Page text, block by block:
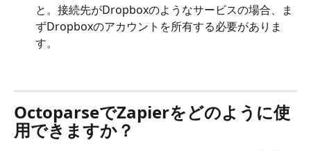
と。接続先がDropboxのようなサービスの場合、ま
ずDropboxのアカウントを所有する必要がありま
す。
OctoparseでZapierをどのように使
用できますか？